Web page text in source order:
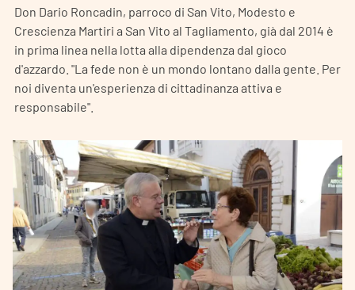
Don Dario Roncadin, parroco di San Vito, Modesto e
Crescienza Martiri a San Vito al Tagliamento, già dal 2014 è
in prima linea nella lotta alla dipendenza dal gioco
d'azzardo. "La fede non è un mondo lontano dalla gente. Per
noi diventa un'esperienza di cittadinanza attiva e
responsabile".